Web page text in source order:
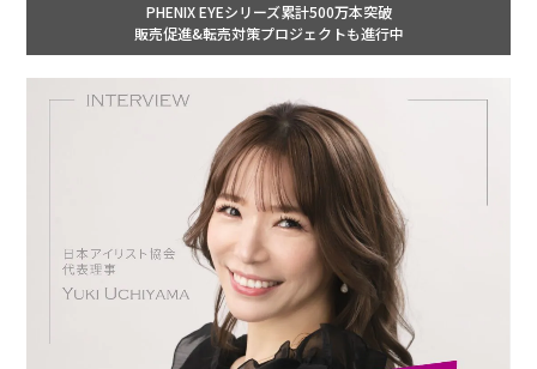
PHENIX EYEシリーズ累計500万本突破
販売促進&転売対策プロジェクトも進行中